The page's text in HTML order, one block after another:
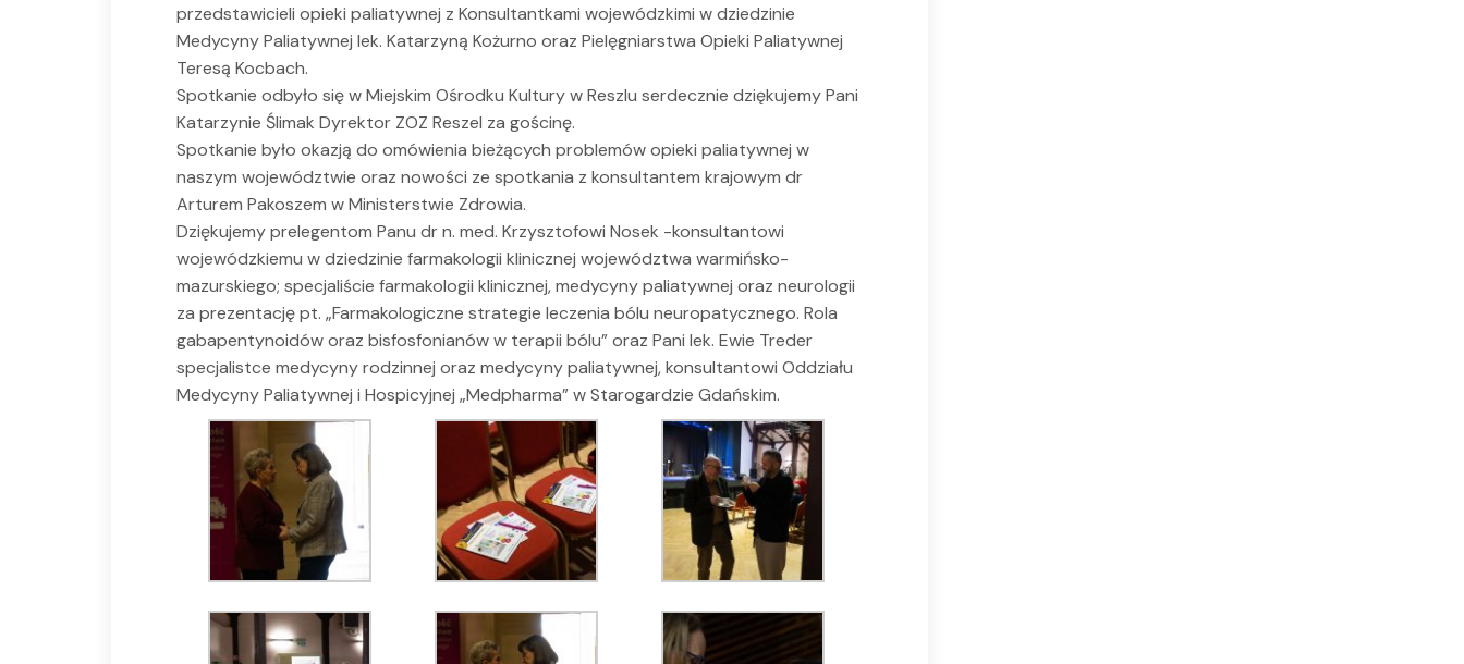
przedstawicieli opieki paliatywnej z Konsultantkami wojewódzkimi w dziedzinie
Medycyny Paliatywnej lek. Katarzyną Kożurno oraz Pielęgniarstwa Opieki Paliatywnej
Teresą Kocbach.
Spotkanie odbyło się w Miejskim Ośrodku Kultury w Reszlu serdecznie dziękujemy Pani
Katarzynie Ślimak Dyrektor ZOZ Reszel za gościnę.
Spotkanie było okazją do omówienia bieżących problemów opieki paliatywnej w
naszym województwie oraz nowości ze spotkania z konsultantem krajowym dr
Arturem Pakoszem w Ministerstwie Zdrowia.
Dziękujemy prelegentom Panu dr n. med. Krzysztofowi Nosek -konsultantowi
wojewódzkiemu w dziedzinie farmakologii klinicznej województwa warmińsko-
mazurskiego; specjaliście farmakologii klinicznej, medycyny paliatywnej oraz neurologii
za prezentację pt. „Farmakologiczne strategie leczenia bólu neuropatycznego. Rola
gabapentynoidów oraz bisfosfonianów w terapii bólu” oraz Pani lek. Ewie Treder
specjalistce medycyny rodzinnej oraz medycyny paliatywnej, konsultantowi Oddziału
Medycyny Paliatywnej i Hospicyjnej „Medpharma” w Starogardzie Gdańskim.